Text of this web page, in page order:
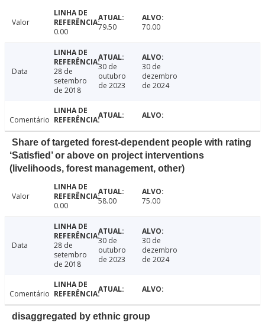
Valor
0.00
79.50 70.00
Data
28 de
setembro
de 2018
30 de
outubro
de 2023
30 de
dezembro
de 2024
Comentário
Share of targeted forest-dependent people with rating
‘Satisfied’ or above on project interventions
(livelihoods, forest management, other)
Valor
0.00
58.00 75.00
Data
28 de
setembro
de 2018
30 de
outubro
de 2023
30 de
dezembro
de 2024
Comentário
disaggregated by ethnic group